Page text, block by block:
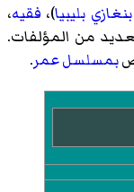
بنغازي بليبيا)، فقيه،
من المؤلفات.
بمسلسل عمر.